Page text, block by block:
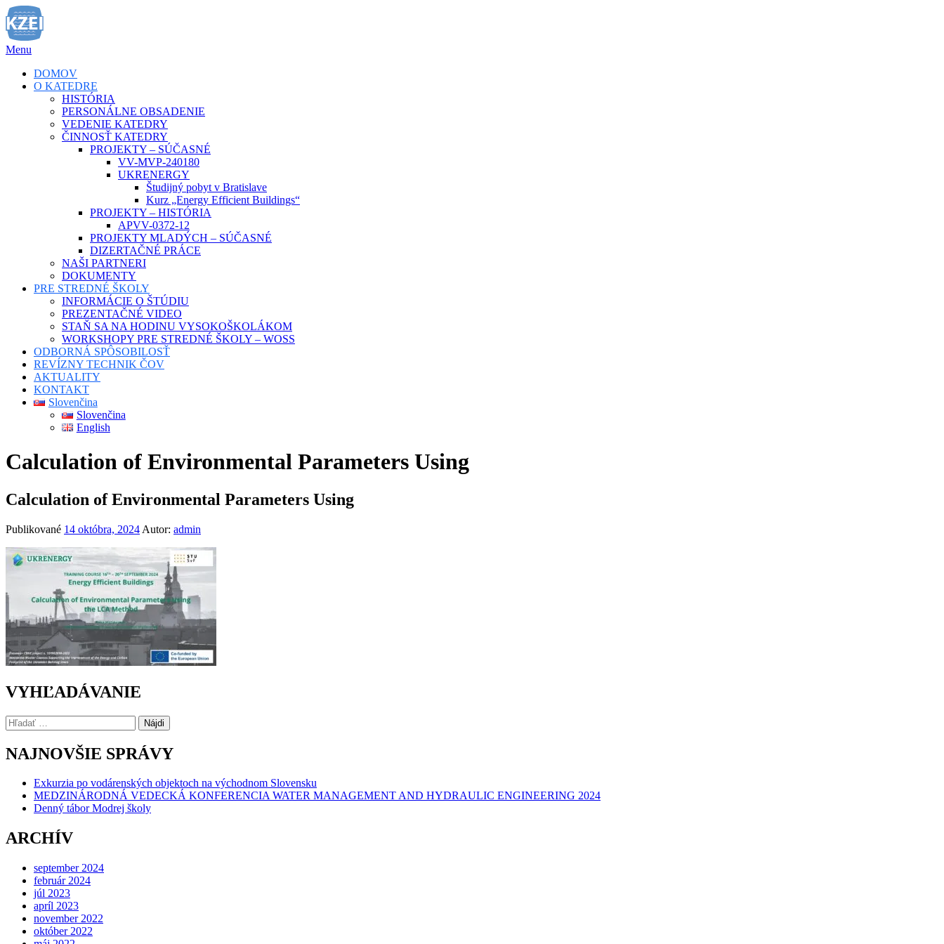
Prejsť
na
obsah
Menu
DOMOV
O KATEDRE
HISTÓRIA
PERSONÁLNE OBSADENIE
VEDENIE KATEDRY
ČINNOSŤ KATEDRY
PROJEKTY – SÚČASNÉ
VV-MVP-240180
UKRENERGY
Študijný pobyt v Bratislave
Kurz „Energy Efficient Buildings“
PROJEKTY – HISTÓRIA
APVV-0372-12
PROJEKTY MLADÝCH – SÚČASNÉ
DIZERTAČNÉ PRÁCE
NAŠI PARTNERI
DOKUMENTY
PRE STREDNÉ ŠKOLY
INFORMÁCIE O ŠTÚDIU
PREZENTAČNÉ VIDEO
STAŇ SA NA HODINU VYSOKOŠKOLÁKOM
WORKSHOPY PRE STREDNÉ ŠKOLY – WOSS
ODBORNÁ SPÔSOBILOSŤ
REVÍZNY TECHNIK ČOV
AKTUALITY
KONTAKT
Slovenčina
Slovenčina
English
Calculation of Environmental Parameters Using
Calculation of Environmental Parameters Using
Publikované 14 októbra, 2024 Autor: admin
VYHĽADÁVANIE
Hľadať:
NAJNOVŠIE SPRÁVY
Exkurzia po vodárenských objektoch na východnom Slovensku
MEDZINÁRODNÁ VEDECKÁ KONFERENCIA WATER MANAGEMENT AND HYDRAULIC ENGINEERING 2024
Denný tábor Modrej školy
ARCHÍV
september 2024
február 2024
júl 2023
apríl 2023
november 2022
október 2022